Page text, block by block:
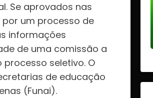
Se aprovados nas
um processo de
informações
de uma comissão a
seletivo. O
de educação
(Funai).